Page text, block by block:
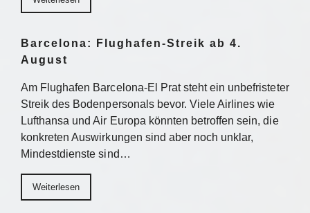
Barcelona: Flughafen-Streik ab 4.
August
Am Flughafen Barcelona-El Prat steht ein unbefristeter
Streik des Bodenpersonals bevor. Viele Airlines wie
Lufthansa und Air Europa könnten betroffen sein, die
konkreten Auswirkungen sind aber noch unklar,
Mindestdienste sind…
Weiterlesen